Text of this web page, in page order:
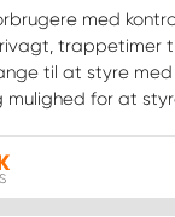
med
trappetimer
til at styre med
mulighed for at